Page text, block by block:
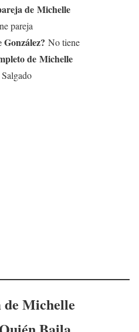
de Michelle
pareja
González? No tiene
de Michelle
Michelle